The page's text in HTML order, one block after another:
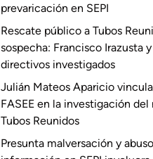
prevaricación en SEPI
Rescate público a Tubos
sospecha: Francisco Irazusta
directivos investigados
Julián Mateos Aparicio
FASEE en la investigación del
Tubos Reunidos
Presunta malversación y